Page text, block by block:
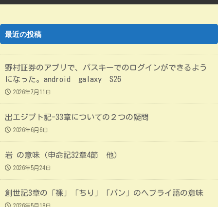
最近の投稿
野村証券のアプリで、パスキーでのログインができるよう
になった。android galaxy S26
2026年7月11日
出エジプト記-33章についての２つの疑問
2026年6月6日
岩 の意味（申命記32章4節 他）
2026年5月24日
創世記3章の「裸」「ちり」「パン」のヘブライ語の意味
2026年5月18日